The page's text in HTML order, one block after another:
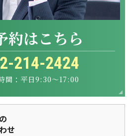
約はこちら
214-2424
間：平日9:30～17:00
せ